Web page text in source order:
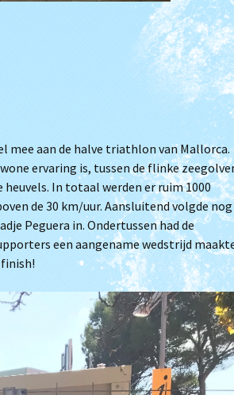
mee aan de halve triathlon van Mallorca.
ervaring is, tussen de flinke
In totaal werden er ruim 1000
de 30 km/uur. Aansluitend volgde nog
Peguera in. Ondertussen had de
een aangename wedstrijd
finish!